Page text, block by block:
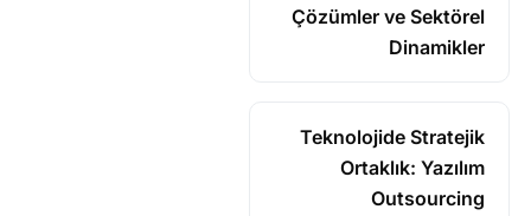
Çözümler ve Sektörel
Dinamikler
Teknolojide Stratejik
Ortaklık: Yazılım
Outsourcing